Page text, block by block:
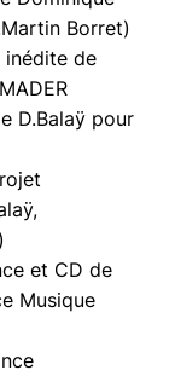
Borret)
inédite de
D.Balaÿ pour
et CD de
Musique